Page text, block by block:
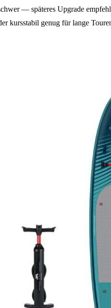
— späteres Upgrade
kursstabil genug für lange